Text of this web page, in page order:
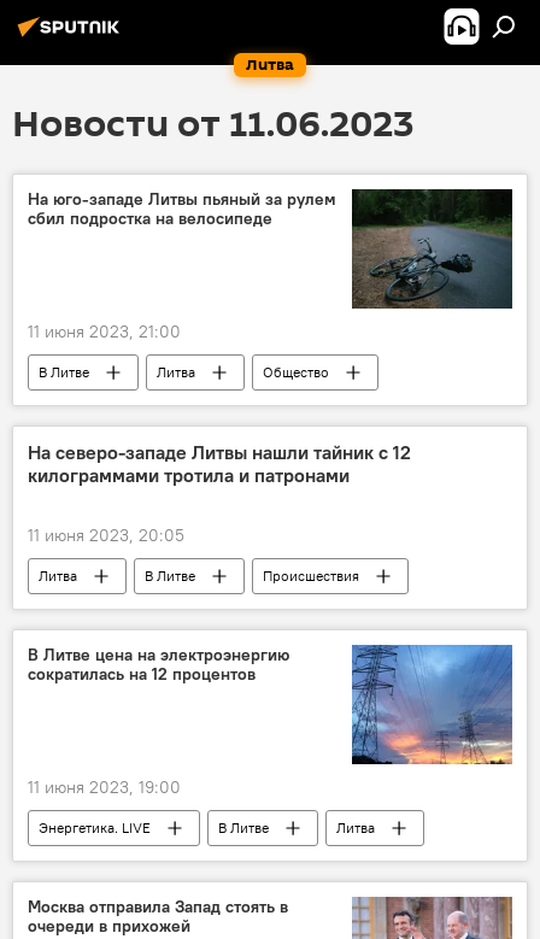
Литва
Новости от 11.06.2023
На юго-западе Литвы пьяный за рулем
сбил подростка на велосипеде
11 июня 2023, 21:00
В Литве Литва
Общество
происшествие
Происшествия
ДТП
велосипедист
На северо-западе Литвы нашли тайник с 12
килограммами тротила и патронами
11 июня 2023, 20:05
Литва В Литве
Происшествия
взрывчатка
В Литве цена на электроэнергию
сократилась на 12 процентов
11 июня 2023, 19:00
Энергетика. LIVE В Литве
Литва
электроэнергия
электричество
Elektrum Lietuva
Москва отправила Запад стоять в
очереди в прихожей